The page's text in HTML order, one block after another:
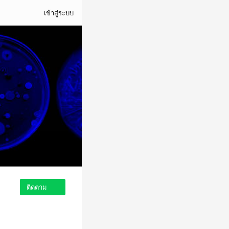
เข้าสู่ระบบ
ติดตาม